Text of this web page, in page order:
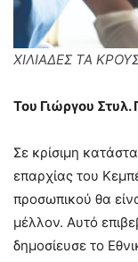
ΧΙΛΙΑΔΕΣ ΤΑ
Του Γιώργου Στυλ.
Σε κρίσιμη
επαρχίας του
προσωπικού θα
μέλλον. Αυτό
δημοσίευσε το